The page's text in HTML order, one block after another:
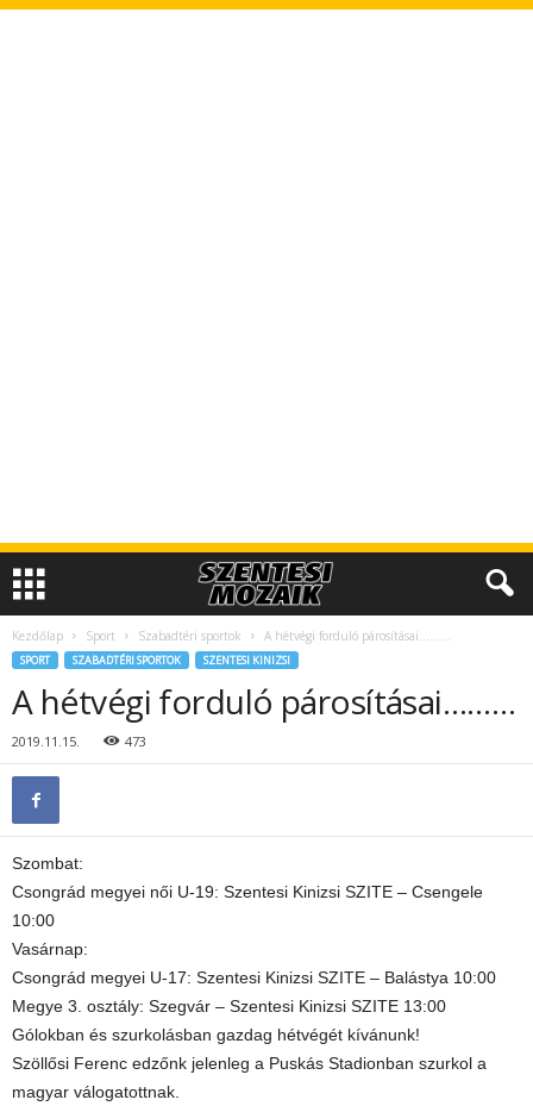
Kezdőlap Sport Szabadtéri sportok A hétvégi forduló párosításai………
SPORT SZABADTÉRI SPORTOK SZENTESI KINIZSI
A hétvégi forduló párosításai………
2019.11.15. 473
Szombat:
Csongrád megyei női U-19: Szentesi Kinizsi SZITE – Csengele
10:00
Vasárnap:
Csongrád megyei U-17: Szentesi Kinizsi SZITE – Balástya 10:00
Megye 3. osztály: Szegvár – Szentesi Kinizsi SZITE 13:00
Gólokban és szurkolásban gazdag hétvégét kívánunk!
Szöllősi Ferenc edzőnk jelenleg a Puskás Stadionban szurkol a
magyar válogatottnak.